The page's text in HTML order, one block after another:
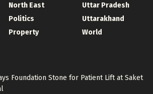
North East
Politics
Property
Uttar Pradesh
Uttarakhand
World
Foundation Stone for Patient Lift at Saket